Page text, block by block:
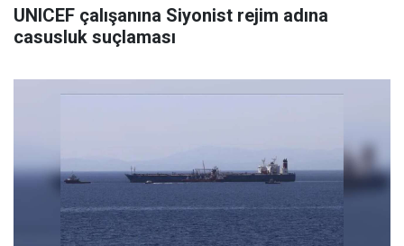
UNICEF çalışanına Siyonist rejim adına
casusluk suçlaması